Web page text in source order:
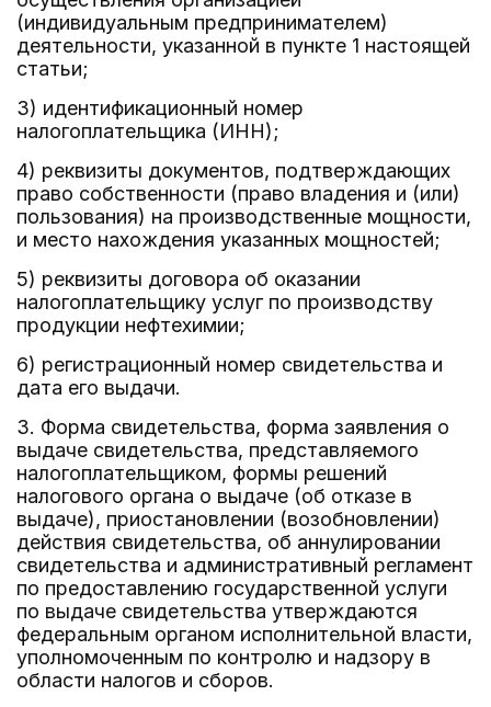
(индивидуальным предпринимателем)
деятельности, указанной в пункте 1 настоящей
статьи;
3) идентификационный номер
налогоплательщика (ИНН);
4) реквизиты документов, подтверждающих
право собственности (право владения и (или)
пользования) на производственные мощности,
и место нахождения указанных мощностей;
5) реквизиты договора об оказании
налогоплательщику услуг по производству
продукции нефтехимии;
6) регистрационный номер свидетельства и
дата его выдачи.
3. Форма свидетельства, форма заявления о
выдаче свидетельства, представляемого
налогоплательщиком, формы решений
налогового органа о выдаче (об отказе в
выдаче), приостановлении (возобновлении)
действия свидетельства, об аннулировании
свидетельства и административный регламент
по предоставлению государственной услуги
по выдаче свидетельства утверждаются
федеральным органом исполнительной власти,
уполномоченным по контролю и надзору в
области налогов и сборов.